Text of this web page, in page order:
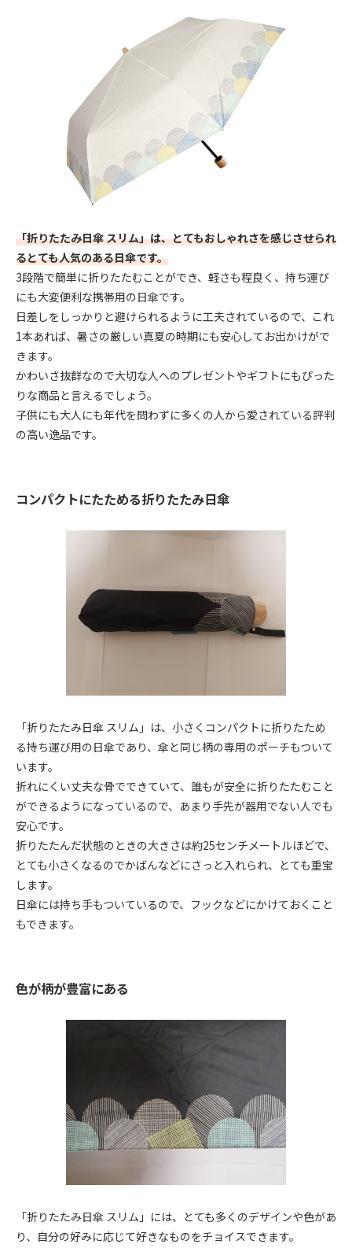
「折りたたみ日傘 スリム」は、とてもおしゃれさを感じさせられ
るとても人気のある日傘です。
3段階で簡単に折りたたむことができ、軽さも程良く、持ち運び
にも大変便利な携帯用の日傘です。
日差しをしっかりと避けられるように工夫されているので、これ
1本あれば、暑さの厳しい真夏の時期にも安心してお出かけがで
きます。
かわいさ抜群なので大切な人へのプレゼントやギフトにもぴった
りな商品と言えるでしょう。
子供にも大人にも年代を問わずに多くの人から愛されている評判
の高い逸品です。
コンパクトにたためる折りたたみ日傘
「折りたたみ日傘 スリム」は、小さくコンパクトに折りたため
る持ち運び用の日傘であり、傘と同じ柄の専用のポーチもついて
います。
折れにくい丈夫な骨でできていて、誰もが安全に折りたたむこと
ができるようになっているので、あまり手先が器用でない人でも
安心です。
折りたたんだ状態のときの大きさは約25センチメートルほどで、
とても小さくなるのでかばんなどにさっと入れられ、とても重宝
します。
日傘には持ち手もついているので、フックなどにかけておくこと
もできます。
色が柄が豊富にある
「折りたたみ日傘 スリム」には、とても多くのデザインや色があ
り、自分の好みに応じて好きなものをチョイスできます。